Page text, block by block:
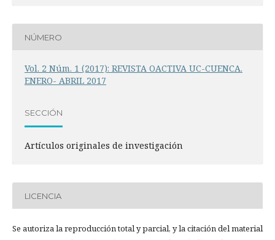
NÚMERO
Vol. 2 Núm. 1 (2017): REVISTA OACTIVA UC-CUENCA.
ENERO- ABRIL 2017
SECCIÓN
Artículos originales de investigación
LICENCIA
Se autoriza la reproducción total y parcial, y la citación del material